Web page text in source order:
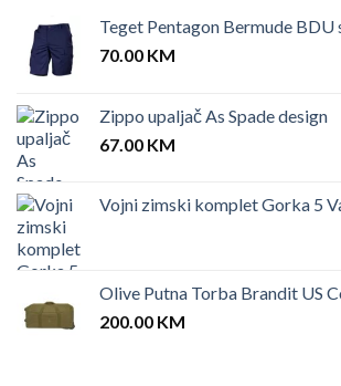
Teget Pentagon Bermude BDU
70.00 KM
Zippo upaljač As Spade design
67.00 KM
Vojni zimski komplet Gorka 5
Olive Putna Torba Brandit US
200.00 KM